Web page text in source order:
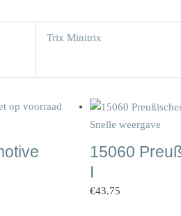
Trix Minitrix
op voorraad
Snelle weergave
15060
I
€43.75